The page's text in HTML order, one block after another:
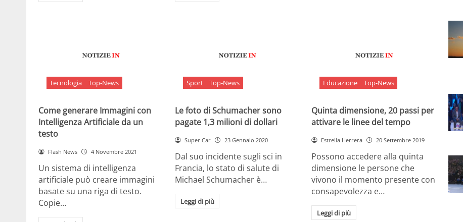
Tecnologia Top-News
Come generare Immagini con
Intelligenza Artificiale da un
testo
Flash News 4 Novembre 2021
Un sistema di intelligenza
artificiale può creare immagini
basate su una riga di testo.
Copie…
Sport Top-News
Le foto di Schumacher sono
pagate 1,3 milioni di dollari
Super Car 23 Gennaio 2020
Dal suo incidente sugli sci in
Francia, lo stato di salute di
Michael Schumacher è…
Leggi di più
Educazione Top-News
Quinta dimensione, 20 passi per
attivare le linee del tempo
Estrella Herrera 20 Settembre 2019
Possono accedere alla quinta
dimensione le persone che
vivono il momento presente con
consapevolezza e…
Leggi di più